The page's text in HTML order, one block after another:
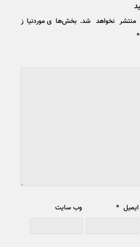
نخواهد شد. بخش‌های موردنیاز
*
ایمیل * وب‌ سایت